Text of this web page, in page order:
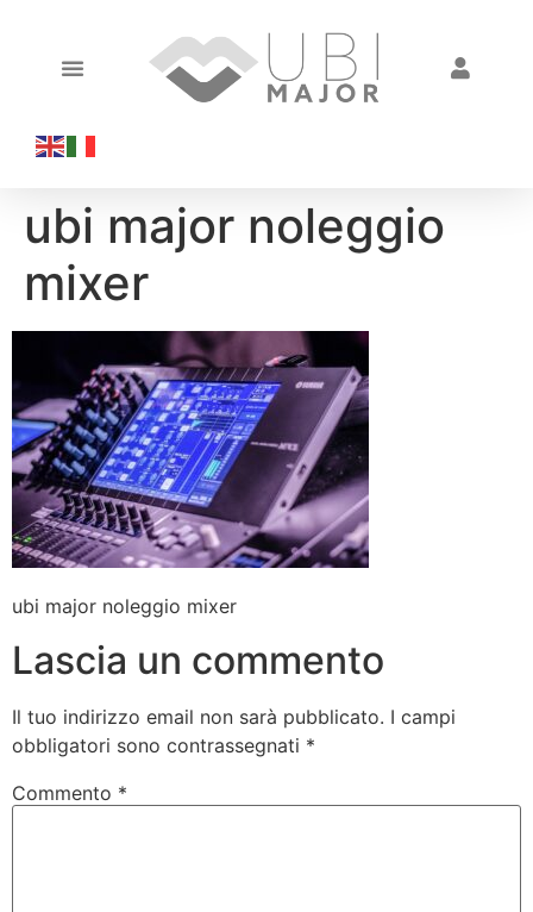
ubi major noleggio
mixer
ubi major noleggio mixer
Lascia un commento
Il tuo indirizzo email non sarà pubblicato. I campi
obbligatori sono contrassegnati *
Commento *